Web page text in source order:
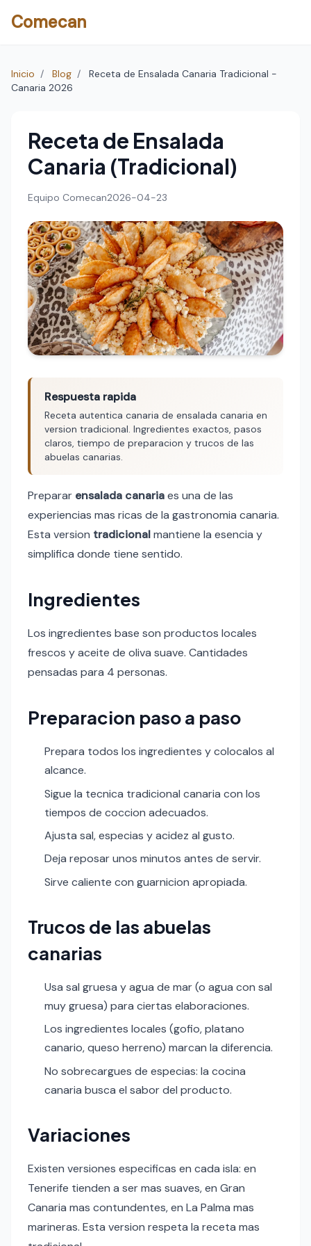
Comecan
Inicio / Blog /
Receta de Ensalada Canaria Tradicional -
Canaria 2026
Receta de Ensalada
Canaria (Tradicional)
Equipo Comecan2026-04-23
Respuesta rapida
Receta autentica canaria de ensalada canaria en
version tradicional. Ingredientes exactos, pasos
claros, tiempo de preparacion y trucos de las
abuelas canarias.
Preparar ensalada canariaes una de las
experiencias mas ricas de la gastronomia canaria.
Esta version tradicionalmantiene la esencia y
simplifica donde tiene sentido.
Ingredientes
Los ingredientes base son productos locales
frescos y aceite de oliva suave. Cantidades
pensadas para 4 personas.
Preparacion paso a paso
Prepara todos los ingredientes y colocalos al
alcance.
Sigue la tecnica tradicional canaria con los
tiempos de coccion adecuados.
Ajusta sal, especias y acidez al gusto.
Deja reposar unos minutos antes de servir.
Sirve caliente con guarnicion apropiada.
Trucos de las abuelas
canarias
Usa sal gruesa y agua de mar (o agua con sal
muy gruesa) para ciertas elaboraciones.
Los ingredientes locales (gofio, platano
canario, queso herreno) marcan la diferencia.
No sobrecargues de especias: la cocina
canaria busca el sabor del producto.
Variaciones
Existen versiones especificas en cada isla: en
Tenerife tienden a ser mas suaves, en Gran
Canaria mas contundentes, en La Palma mas
marineras. Esta version respeta la receta mas